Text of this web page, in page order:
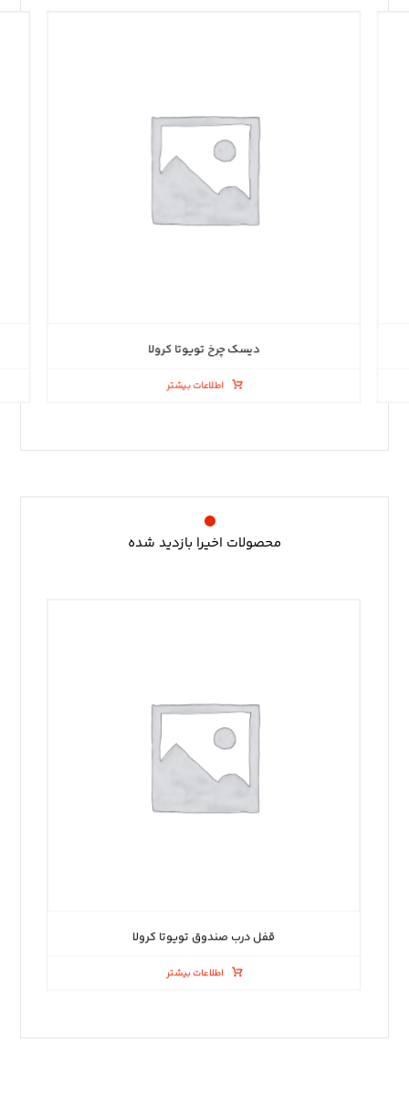
دیسک چرخ تویوتا کرولا
اطلاعات بیشتر
محصولات اخیرا بازدید شده
قفل درب صندوق تویوتا کرولا
اطلاعات بیشتر